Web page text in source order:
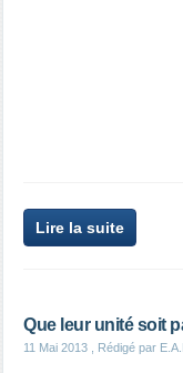
Lire la suite
Que leur unité soit
11 Mai 2013 , Rédigé par